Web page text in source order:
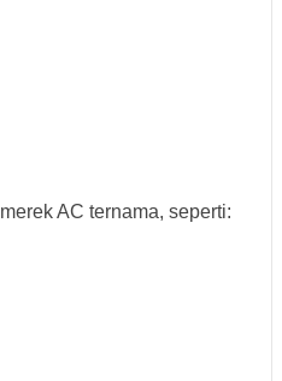
merek AC ternama, seperti: